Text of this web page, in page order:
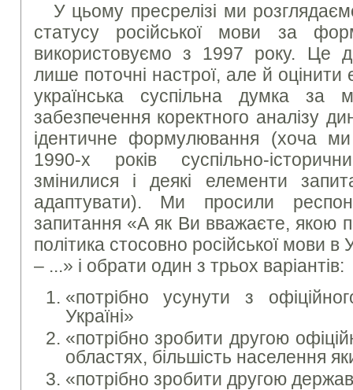
У цьому пресрелізі ми
статусу російської мови за
використовуємо з 1997 року. Це
лише поточні настрої, але й
українська суспільна думка
забезпечення коректного аналізу
ідентичне формулювання (хоча
1990-х років суспільно-
змінилися і деякі елементи
адаптувати). Ми просили
запитання «А як Ви вважаєте, якою
політика стосовно російської мови в
– ...» і обрати один з трьох варіантів:
«потрібно усунути з
Україні»
«потрібно зробити другою
областях, більшість населення
«потрібно зробити другою